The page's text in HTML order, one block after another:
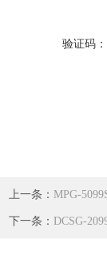
验证码：
上一条： MPG-
下一条： DCSG-